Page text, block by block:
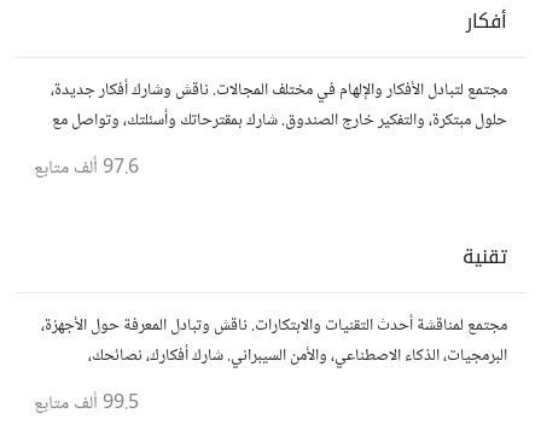
أفكار
مجتمع لتبادل الأفكار والإلهام في مختلف المجالات. ناقش وشارك أفكار جديدة،
حلول مبتكرة، والتفكير خارج الصندوق. شارك بمقترحاتك وأسئلتك، وتواصل مع
97.6 ألف متابع
تقنية
مجتمع لمناقشة أحدث التقنيات والابتكارات. ناقش وتبادل المعرفة حول الأجهزة،
البرمجيات، الذكاء الاصطناعي، والأمن السيبراني. شارك أفكارك، نصائحك،
99.5 ألف متابع